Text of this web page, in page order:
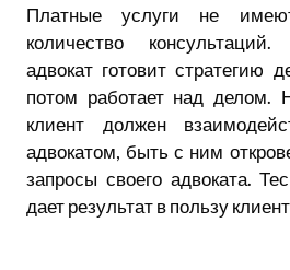
Платные услуги не
количество
адвокат готовит стратегию
потом работает над делом.
клиент должен
адвокатом, быть с ним
запросы своего адвоката.
дает результат в пользу